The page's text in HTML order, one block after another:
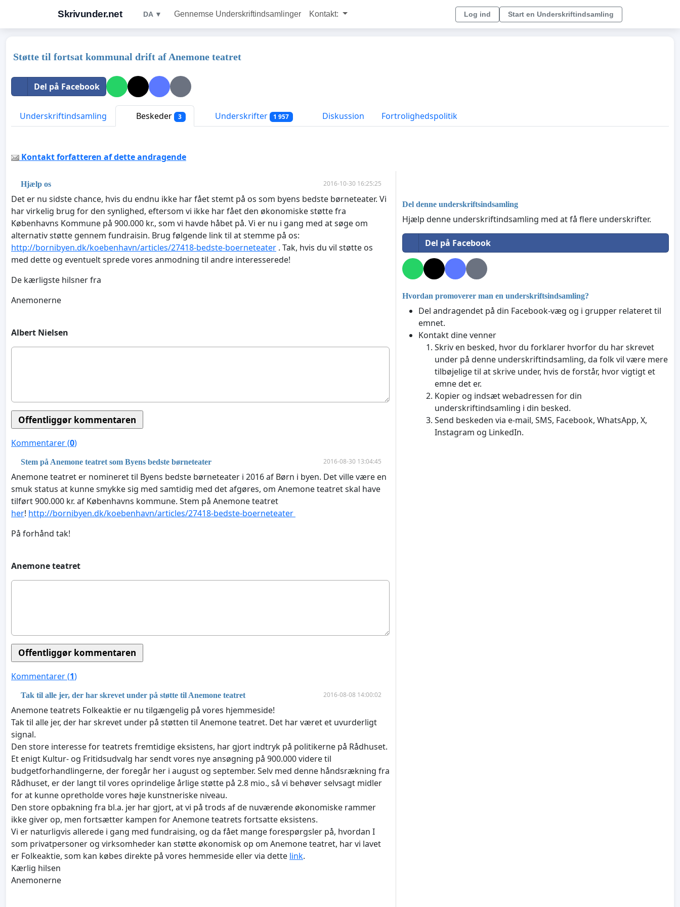
Skrivunder.net DA ▼ Gennemse Underskriftindsamlinger Kontakt: Log ind Start en Underskriftindsamling
Støtte til fortsat kommunal drift af Anemone teatret
Del på Facebook
Underskriftindsamling Beskeder 3 Underskrifter 1 957 Diskussion Fortrolighedspolitik
Kontakt forfatteren af dette andragende
Hjælp os 2016-10-30 16:25:25
Det er nu sidste chance, hvis du endnu ikke har fået stemt på os som byens bedste børneteater. Vi
har virkelig brug for den synlighed, eftersom vi ikke har fået den økonomiske støtte fra
Københavns Kommune på 900.000 kr., som vi havde håbet på. Vi er nu i gang med at søge om
alternativ støtte gennem fundraisin. Brug følgende link til at stemme på os:
http://bornibyen.dk/koebenhavn/articles/27418-bedste-boerneteater . Tak, hvis du vil støtte os
med dette og eventuelt sprede vores anmodning til andre interesserede!
De kærligste hilsner fra
Anemonerne
Albert Nielsen
Kommentarer (0)
Stem på Anemone teatret som Byens bedste børneteater 2016-08-30 13:04:45
Anemone teatret er nomineret til Byens bedste børneteater i 2016 af Børn i byen. Det ville være en
smuk status at kunne smykke sig med samtidig med det afgøres, om Anemone teatret skal have
tilført 900.000 kr. af Københavns kommune. Stem på Anemone teatret
her! http://bornibyen.dk/koebenhavn/articles/27418-bedste-boerneteater
På forhånd tak!
Anemone teatret
Kommentarer (1)
Tak til alle jer, der har skrevet under på støtte til Anemone teatret 2016-08-08 14:00:02
Anemone teatrets Folkeaktie er nu tilgængelig på vores hjemmeside!
Tak til alle jer, der har skrevet under på støtten til Anemone teatret. Det har været et uvurderligt
signal.
Den store interesse for teatrets fremtidige eksistens, har gjort indtryk på politikerne på Rådhuset.
Et enigt Kultur- og Fritidsudvalg har sendt vores nye ansøgning på 900.000 videre til
budgetforhandlingerne, der foregår her i august og september. Selv med denne håndsrækning fra
Rådhuset, er der langt til vores oprindelige årlige støtte på 2.8 mio., så vi behøver selvsagt midler
for at kunne opretholde vores høje kunstneriske niveau.
Den store opbakning fra bl.a. jer har gjort, at vi på trods af de nuværende økonomiske rammer
ikke giver op, men fortsætter kampen for Anemone teatrets fortsatte eksistens.
Vi er naturligvis allerede i gang med fundraising, og da fået mange forespørgsler på, hvordan I
som privatpersoner og virksomheder kan støtte økonomisk op om Anemone teatret, har vi lavet
er Folkeaktie, som kan købes direkte på vores hemmeside eller via dette link.
Kærlig hilsen
Anemonerne
Del denne underskriftsindsamling
Hjælp denne underskriftindsamling med at få flere underskrifter.
Del på Facebook
Hvordan promoverer man en underskriftsindsamling?
Del andragendet på din Facebook-væg og i grupper relateret til
emnet.
Kontakt dine venner
Skriv en besked, hvor du forklarer hvorfor du har skrevet
under på denne underskriftindsamling, da folk vil være mere
tilbøjelige til at skrive under, hvis de forstår, hvor vigtigt et
emne det er.
Kopier og indsæt webadressen for din
underskriftindsamling i din besked.
Send beskeden via e-mail, SMS, Facebook, WhatsApp, X,
Instagram og LinkedIn.